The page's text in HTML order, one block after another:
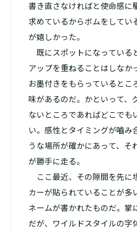
書き直さなければと使命感に
求めているからボムをしてい
が嬉しかった。
既にスポットになっている
アップを重ねることはしなか
お墨付きをもらっているとこ
味があるのだ。かといって、
ないところであればどこでも
い。感性とタイミングが嚙み
うな場所が確かにあって、そ
が勝手に走る。
ここ最近、その隙間を先に
カーが貼られていることが多
ネームが書かれたものだ。掌
だが、ワイルドスタイルの字